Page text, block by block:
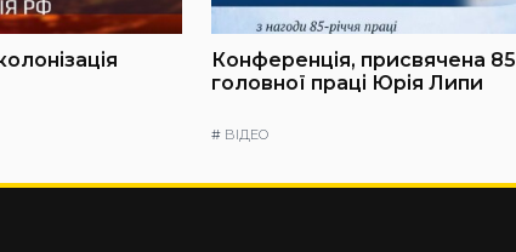
Конференція, присвячена 85
головної праці Юрія Липи
# ВІДЕО